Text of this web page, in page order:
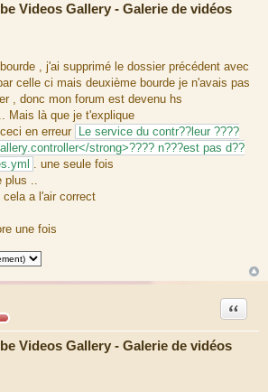
Videos Gallery - Galerie de vidéos
, j'ai supprimé le dossier précédent avec
celle ci mais deuxième bourde je n'avais pas
, donc mon forum est devenu hs
Mais là que je t'explique
en erreur
Le service du contr??leur ????
strong>???? n???est pas d??
. une seule fois
..
cela a l'air correct
une fois
Videos Gallery - Galerie de vidéos
Citation